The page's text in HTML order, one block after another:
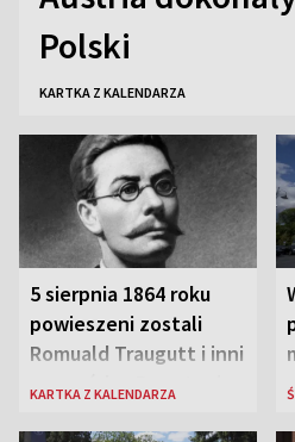
Polski
KARTKA Z KALENDARZA
5 sierpnia 1864 roku
powieszeni zostali
Romuald Traugutt i inni
przywódcy Powstania
KARTKA Z KALENDARZA